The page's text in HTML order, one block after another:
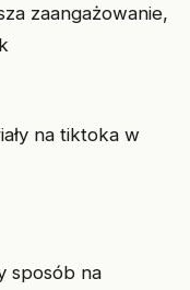
zaangażowanie,
sposób na